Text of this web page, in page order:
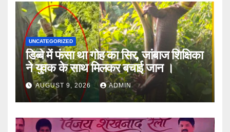
UNCATEGORIZED
डिब्बे में फंसा था गोह का सिर, जांबाज शिक्षिका
ने युवक के साथ मिलकर बचाई जान ।
AUGUST 9, 2026 ADMIN